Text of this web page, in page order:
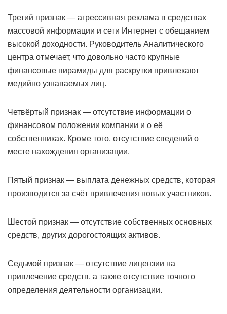
Третий признак — агрессивная реклама в средствах
массовой информации и сети Интернет с обещанием
высокой доходности. Руководитель Аналитического
центра отмечает, что довольно часто крупные
финансовые пирамиды для раскрутки привлекают
медийно узнаваемых лиц.
Четвёртый признак — отсутствие информации о
финансовом положении компании и о её
собственниках. Кроме того, отсутствие сведений о
месте нахождения организации.
Пятый признак — выплата денежных средств, которая
производится за счёт привлечения новых участников.
Шестой признак — отсутствие собственных основных
средств, других дорогостоящих активов.
Седьмой признак — отсутствие лицензии на
привлечение средств, а также отсутствие точного
определения деятельности организации.